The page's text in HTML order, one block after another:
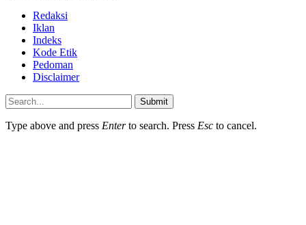
Redaksi
Iklan
Indeks
Kode Etik
Pedoman
Disclaimer
Submit
Type above and press Enterto search. Press Esc to cancel.